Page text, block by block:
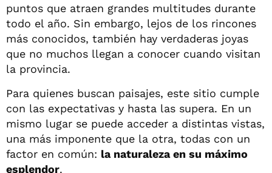
puntos que atraen grandes multitudes durante
todo el año. Sin embargo, lejos de los rincones
más conocidos, también hay verdaderas joyas
que no muchos llegan a conocer cuando visitan
la provincia.
Para quienes buscan paisajes, este sitio cumple
con las expectativas y hasta las supera. En un
mismo lugar se puede acceder a distintas vistas,
una más imponente que la otra, todas con un
factor en común: la naturaleza en su máximo
esplendor.